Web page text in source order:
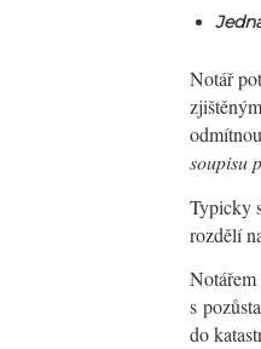
Notář
soupisu
Typicky
rozdělí
s
do